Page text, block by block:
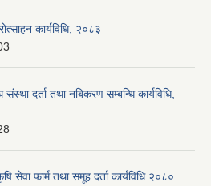
कार्यविधि, २०८३
दर्ता तथा नबिकरण सम्बन्धि कार्यविधि,
सेवा फार्म तथा समूह दर्ता कार्यविधि २०८०